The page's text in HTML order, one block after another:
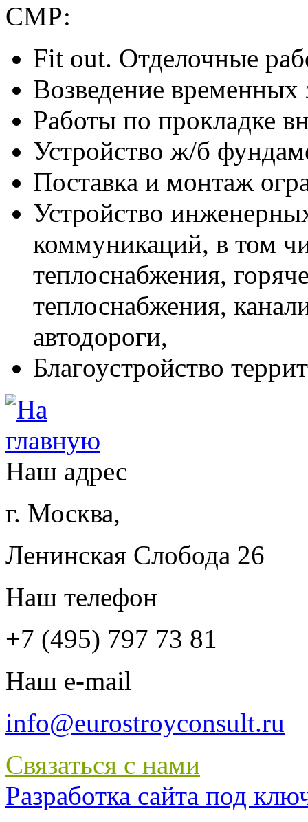
СМР:
Fit out. Отделочные
Возведение
Работы по прокладке
Устройство ж/б
Поставка и монтаж
Устройство
коммуникаций, в том
теплоснабжения,
теплоснабжения,
автодороги,
Благоустройство
Наш адрес
г. Москва,
Ленинская Слобода 26
Наш телефон
+7 (495) 797 73 81
Наш e-mail
info@eurostroyconsult.ru
Связаться с нами
Разработка сайта под